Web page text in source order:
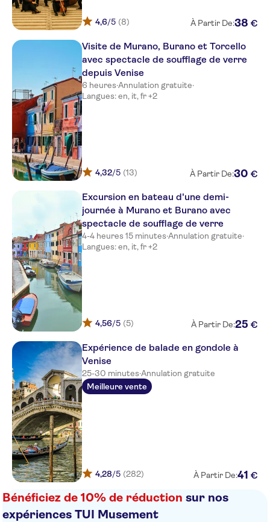
4,6/5 (8) À Partir De:38 €
Visite de Murano, Burano et Torcello
avec spectacle de soufflage de verre
depuis Venise
6 heures·Annulation gratuite·
Langues: en, it, fr +2
4,32/5 (13) À Partir De:30 €
Excursion en bateau d'une demi-
journée à Murano et Burano avec
spectacle de soufflage de verre
4-4 heures 15 minutes·Annulation gratuite·
Langues: en, it, fr +2
4,56/5 (5) À Partir De:25 €
Expérience de balade en gondole à
Venise
25-30 minutes·Annulation gratuite
Meilleure vente
4,28/5 (282) À Partir De:41 €
Bénéficiez de 10% de réduction sur nos
expériences TUI Musement